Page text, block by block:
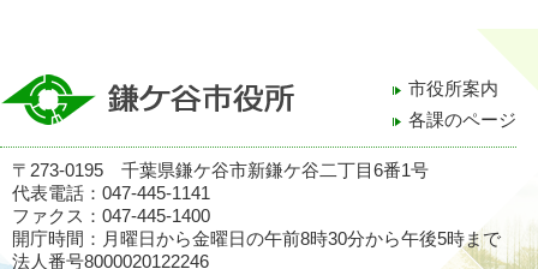
市役所案内
各課のページ
〒273-0195 千葉県鎌ケ谷市新鎌ケ谷二丁目6番1号
代表電話：047-445-1141
ファクス：047-445-1400
開庁時間：月曜日から金曜日の午前8時30分から午後5時まで
法人番号8000020122246